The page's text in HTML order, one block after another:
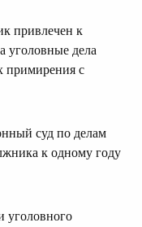
привлечен к
уголовные дела
примирения с
суд по делам
к одному году
уголовного